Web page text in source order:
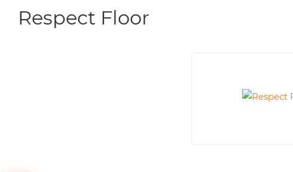
Respect Floor